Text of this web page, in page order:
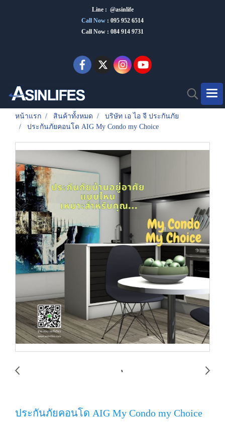
Line : @asinlife
Call Now : 095 952 6514
Call Now : 084 914 9731
หน้าแรก สินค้าทั้งหมด
บริษัท เอ ไอ จี ประกันภัย
ประกันภัยคอนโด AIG My Condo my Choice
ประกันภัยคอนโด AIG My Condo my Choice